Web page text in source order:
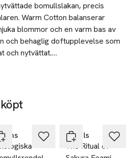
bomullslakan, precis
Warm Cotton balanserar
blommor och en varm bas av
och behaglig doftupplevelse som
och nytvättat.
marina ackord
2 betala
Rituals
The Ritual of